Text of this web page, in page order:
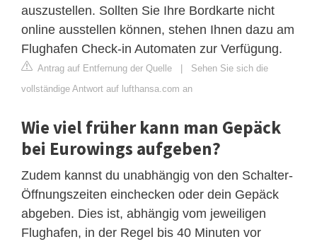
auszustellen. Sollten Sie Ihre Bordkarte nicht
online ausstellen können, stehen Ihnen dazu am
Flughafen Check-in Automaten zur Verfügung.
Antrag auf Entfernung der Quelle
Sehen Sie sich die
vollständige Antwort auf lufthansa.com an
Wie viel früher kann man Gepäck
bei Eurowings aufgeben?
Zudem kannst du unabhängig von den Schalter-
Öffnungszeiten einchecken oder dein Gepäck
abgeben. Dies ist, abhängig vom jeweiligen
Flughafen, in der Regel bis 40 Minuten vor